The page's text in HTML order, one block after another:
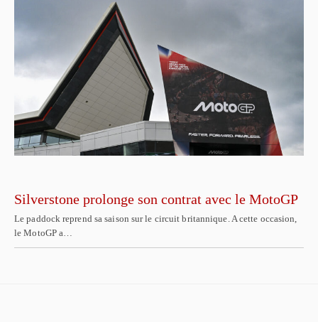
Silverstone prolonge son contrat avec le MotoGP
Le paddock reprend sa saison sur le circuit britannique. A cette occasion,
le MotoGP a…